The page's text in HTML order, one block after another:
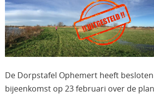
De Dorpstafel Ophemert heeft
bijeenkomst op 23 februari over de